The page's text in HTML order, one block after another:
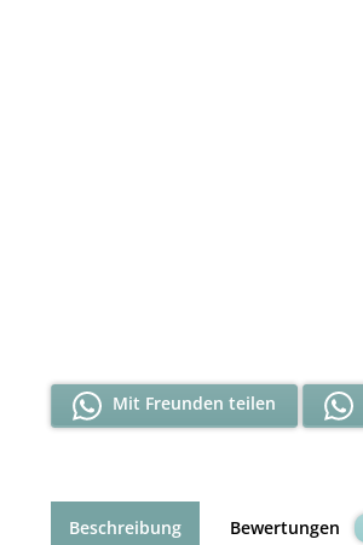
Mit Freunden teilen
Beschreibung Bewertungen